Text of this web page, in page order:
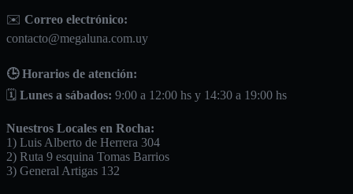
✉️ Correo electrónico:
contacto@megaluna.com.uy
🕒 Horarios de atención:
🗓️ Lunes a sábados: 9:00 a 12:00 hs y 14:30 a 19:00 hs
Nuestros Locales en Rocha:
1) Luis Alberto de Herrera 304
2) Ruta 9 esquina Tomas Barrios
3) General Artigas 132